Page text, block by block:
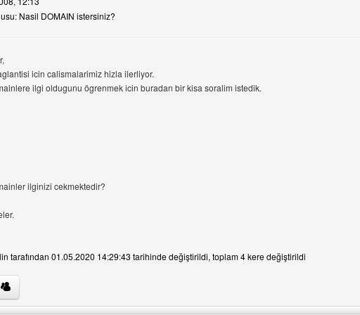
Nasil DOMAIN istersiniz?
icin calismalarimiz hizla ilerliyor.
ilgi oldugunu ögrenmek icin buradan bir kisa soralim istedik.
ilginizi cekmektedir?
tarafından 01.05.2020 14:29:43 tarihinde değiştirildi, toplam 4 kere değiştirildi
web sitesini ziyaret et: selin